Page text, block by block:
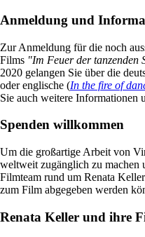
Anmeldung und
Zur Anmeldung für die noch
Films "Im Feuer der tanzenden
2020 gelangen Sie über die
oder englische (In the fire of
Sie auch weitere Informationen
Spenden willkommen
Um die großartige Arbeit von
weltweit zugänglich zu machen
Filmteam rund um Renata
zum Film abgegeben werden
Renata Keller und ihre